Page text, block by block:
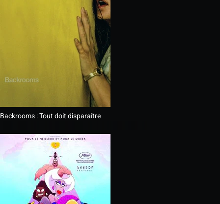
Backrooms : Tout doit disparaître